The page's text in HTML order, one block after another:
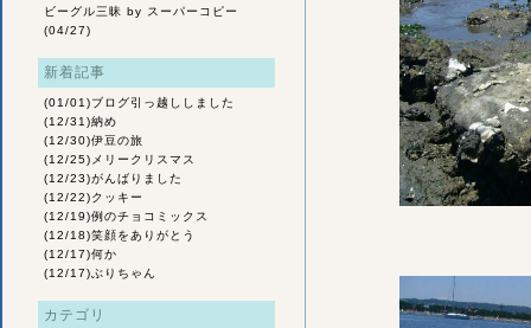
ビーグル三昧 by スーパーコピー
(04/27)
新着記事
(01/01)ブログ引っ越ししました
(12/31)納め
(12/30)伊豆の旅
(12/25) メリークリスマス
(12/23)がんばりました
(12/22)クッキー
(12/19)例のチョコミックス
(12/18)笑顔をありがとう
(12/17)何か
(12/17) ぶりちゃん
カテゴリ